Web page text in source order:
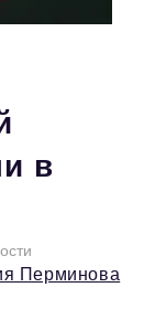
в
Перминова